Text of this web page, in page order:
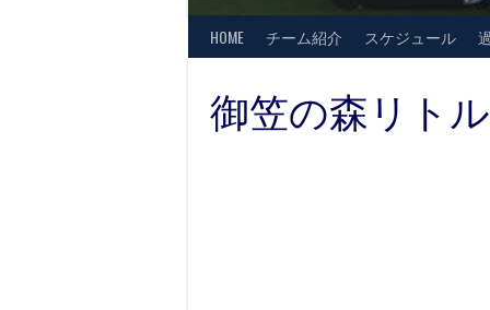
HOME チーム紹介 スケジュール
御笠の森リト